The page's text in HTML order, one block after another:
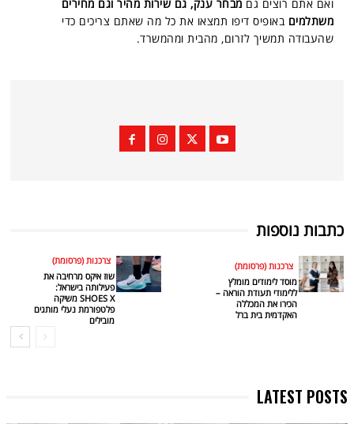
ואם אתם רוצים גם מבחר ענק, גם שירות מהיר וגם מחירים
משתלמים באופיס דיפו תמצאו את כל מה שאתם צריכים כדי
שהעבודה תמשיך לזרום, מהבית ומהמשרד.
כתבות נוספות
צרכנות (פרסומת)
מוסד לימודים מומלץ
ללימודי תעודת הוראה –
הכירו את המכללה
האקדמית בית ברל
צרכנות (פרסומת)
שוז איקס מרחיבה את
פעילותה בישראל:
SHOES X משיקה
פלטפורמת נעלי מותגים
מובילים
LATEST POSTS